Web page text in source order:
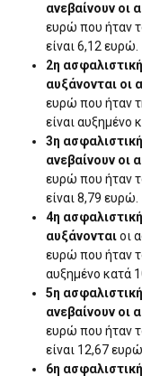
ανεβαίνουν οι
ευρώ που ήταν
είναι 6,12 ευρώ.
2η
αυξάνονται οι
ευρώ που ήταν
είναι αυξημένο
3η
ανεβαίνουν οι
ευρώ που ήταν
είναι 8,79 ευρώ.
4η
αυξάνονταιοι
ευρώ που ήταν
αυξημένο κατά
5η
ανεβαίνουν οι
ευρώ που ήταν
είναι 12,67 ευρώ.
6η